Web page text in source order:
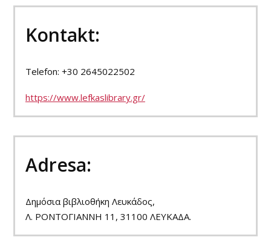
Kontakt:
Telefon: +30 2645022502
https://www.lefkaslibrary.gr/
Adresa:
Δημόσια βιβλιοθήκη Λευκάδος,
Λ. ΡΟΝΤΟΓΙΑΝΝΗ 11, 31100 ΛΕΥΚΑΔΑ.